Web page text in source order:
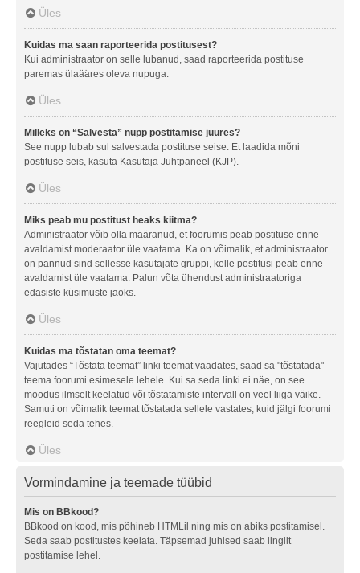
Üles
Kuidas ma saan raporteerida postitusest?
Kui administraator on selle lubanud, saad raporteerida postituse
paremas ülaääres oleva nupuga.
Üles
Milleks on “Salvesta” nupp postitamise juures?
See nupp lubab sul salvestada postituse seise. Et laadida mõni
postituse seis, kasuta Kasutaja Juhtpaneel (KJP).
Üles
Miks peab mu postitust heaks kiitma?
Administraator võib olla määranud, et foorumis peab postituse enne
avaldamist moderaator üle vaatama. Ka on võimalik, et administraator
on pannud sind sellesse kasutajate gruppi, kelle postitusi peab enne
avaldamist üle vaatama. Palun võta ühendust administraatoriga
edasiste küsimuste jaoks.
Üles
Kuidas ma tõstatan oma teemat?
Vajutades “Tõstata teemat” linki teemat vaadates, saad sa "tõstatada"
teema foorumi esimesele lehele. Kui sa seda linki ei näe, on see
moodus ilmselt keelatud või tõstatamiste intervall on veel liiga väike.
Samuti on võimalik teemat tõstatada sellele vastates, kuid jälgi foorumi
reegleid seda tehes.
Üles
Vormindamine ja teemade tüübid
Mis on BBkood?
BBkood on kood, mis põhineb HTMLil ning mis on abiks postitamisel.
Seda saab postitustes keelata. Täpsemad juhised saab lingilt
postitamise lehel.